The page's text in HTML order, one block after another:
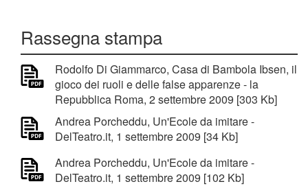
Rassegna stampa
Rodolfo Di Giammarco, Casa di Bambola Ibsen, il
gioco dei ruoli e delle false apparenze - la
Repubblica Roma, 2 settembre 2009 [303 Kb]
Andrea Porcheddu, Un'Ecole da imitare -
DelTeatro.it, 1 settembre 2009 [34 Kb]
Andrea Porcheddu, Un'Ecole da imitare -
DelTeatro.it, 1 settembre 2009 [102 Kb]